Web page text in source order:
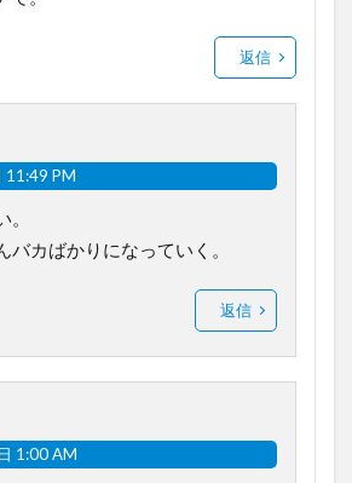
返信
11:49 PM
バカばかりになっていく。
返信
1:00 AM